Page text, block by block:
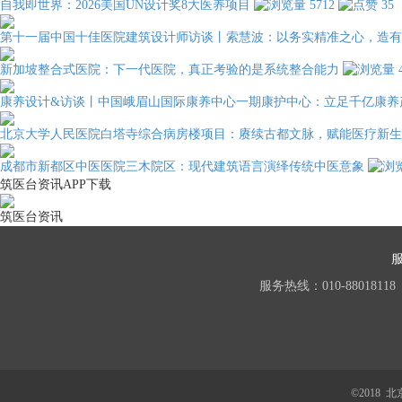
自我即世界：2026美国UN设计奖8大医养项目 5712 35
第十一届中国十佳医院建筑设计师访谈丨索慧波：以务实精准之心，造
新加坡整合式医院：下一代医院，真正考验的是系统整合能力
康养设计&访谈丨中国峨眉山国际康养中心一期康护中心：立足千亿康
北京大学人民医院白塔寺综合病房楼项目：赓续古都文脉，赋能医疗新生
成都市新都区中医医院三木院区：现代建筑语言演绎传统中医意象
筑医台资讯APP下载
筑医台资讯
服务热线：010-88018118
©2018 北